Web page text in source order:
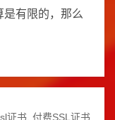
有限的，那么
证书 付费SSL证书